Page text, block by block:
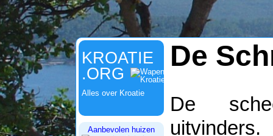
KROATIE
.ORG
Alles over Kroatie
Aanbevolen huizen
De
De